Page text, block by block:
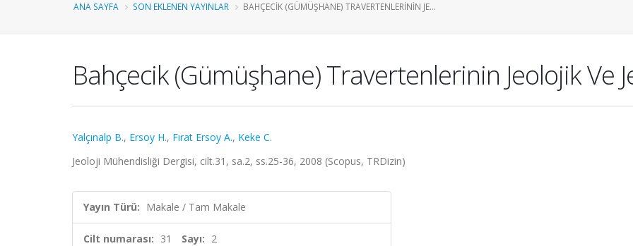
ANA SAYFA SON EKLENEN YAYINLAR BAHÇECIK (GÜMÜŞHANE) TRAVERTENLERININ JE...
Bahçecik (Gümüşhane) Travertenlerinin Jeolojik Ve
Yalçınalp B., Ersoy H., Fırat Ersoy A., Keke C.
Jeoloji Mühendisliği Dergisi, cilt.31, sa.2, ss.25-36, 2008 (Scopus, TRDizin)
Yayın Türü: Makale / Tam Makale
Cilt numarası: 31 Sayı: 2